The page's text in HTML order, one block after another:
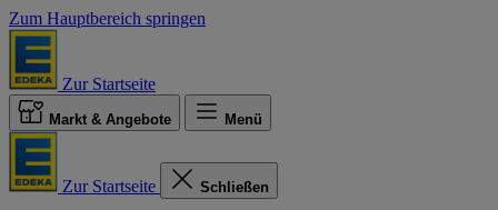
Zum Hauptbereich springen
Zur Startseite
Markt & Angebote Menü
Zur Startseite Schließen